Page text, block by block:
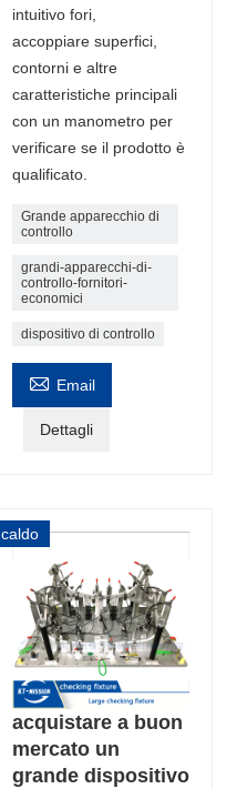
intuitivo fori,
accoppiare superfici,
contorni e altre
caratteristiche principali
con un manometro per
verificare se il prodotto è
qualificato.
Grande apparecchio di
controllo
grandi-apparecchi-di-
controllo-fornitori-
economici
dispositivo di controllo
 Email
Dettagli
caldo
acquistare a buon
mercato un
grande dispositivo